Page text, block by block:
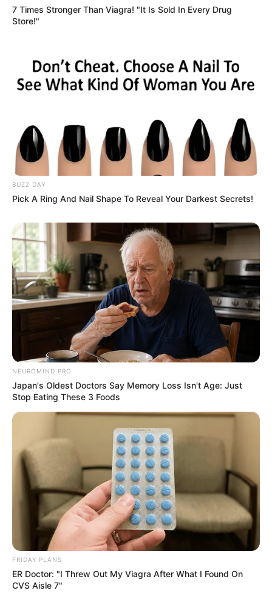
7 Times Stronger Than Viagra! "It Is Sold In Every Drug
Store!"
BUZZ DAY
Pick A Ring And Nail Shape To Reveal Your Darkest Secrets!
NEUROMIND PRO
Japan's Oldest Doctors Say Memory Loss Isn't Age: Just
Stop Eating These 3 Foods
FRIDAY PLANS
ER Doctor: "I Threw Out My Viagra After What I Found On
CVS Aisle 7"